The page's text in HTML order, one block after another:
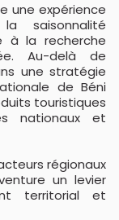
une expérience
saisonnalité
à la recherche
Au-delà de
une stratégie
de Béni
touristiques
nationaux et
régionaux
un levier
territorial et